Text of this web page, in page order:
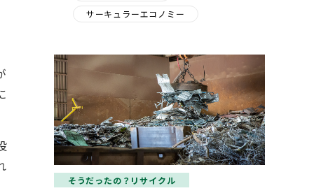
サーキュラーエコノミー
そうだったの？リサイクル